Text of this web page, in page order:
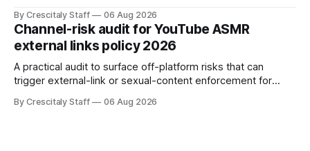
By Crescitaly Staff 06 Aug 2026
Channel-risk audit for YouTube ASMR
external links policy 2026
A practical audit to surface off-platform risks that can
trigger external-link or sexual-content enforcement for
By Crescitaly Staff 06 Aug 2026